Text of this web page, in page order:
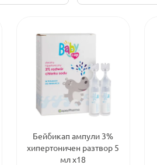
Бейбикап ампули 3%
хипертоничен разтвор 5
мл х18